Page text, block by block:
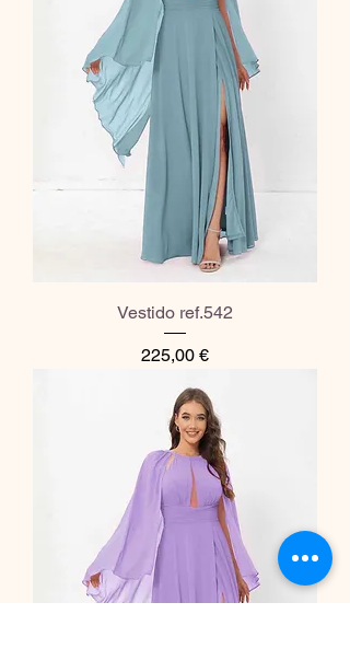
Vestido ref.542
Preço
225,00 €